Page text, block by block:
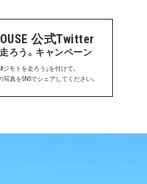
公式Twitter
ろう。キャンペーン
ジモトを走ろう」を付けて、
真をSNSでシェアしてください。